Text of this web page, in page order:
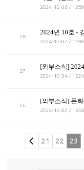
2024-10-08 / 1259
28
2024년 10호 -
2024-10-07 / 1280
27
[외부소식]
2024-10-04 / 1224
26
[외부소식] 문
2024-10-02 / 1368
21 22 23